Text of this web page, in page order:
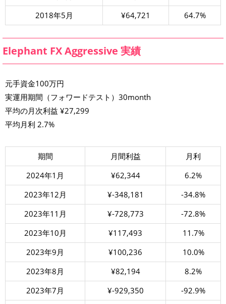
2018年5月
¥64,721 64.7%
Elephant FX Aggressive 実績
元手資金100万円
実運用期間（フォワードテスト）30month
平均の月次利益 ¥27,299
平均月利 2.7%
期間 月間利益
月利
2024年1月
¥62,344
6.2%
2023年12月
¥-348,181
-34.8%
2023年11月
¥-728,773
-72.8%
2023年10月
¥117,493
11.7%
2023年9月
¥100,236
10.0%
2023年8月
¥82,194
8.2%
2023年7月
¥-929,350
-92.9%